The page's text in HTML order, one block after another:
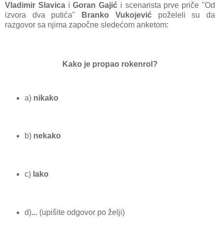
Vladimir SlavicaiGoran Gajić i scenarista prve priče "Od
izvora dva putića"
Branko Vukojevićpoželeli su da
razgovor sa njima započne sledećom anketom:
Kako je propao rokenrol?
a) nikako
b) nekako
c) lako
d)...(upišite odgovor po želji)